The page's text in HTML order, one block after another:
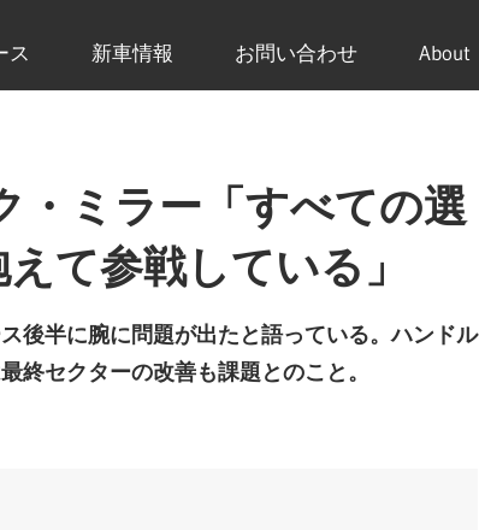
ス 新車情報 お問い合わせ About
ミラー「すべての選
て参戦している」
後半に腕に問題が出たと語っている。ハンドル
終セクターの改善も課題とのこと。